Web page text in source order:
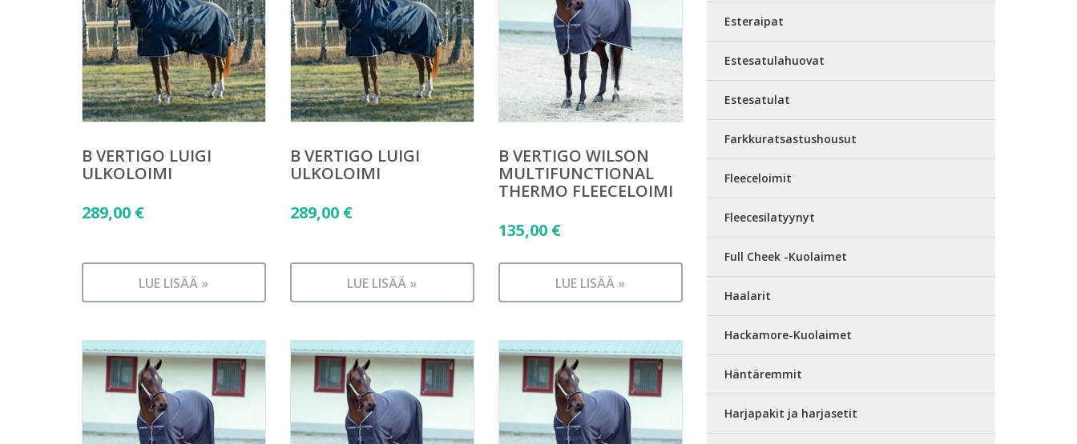
B VERTIGO LUIGI
ULKOLOIMI
289,00 €
LUE LISÄÄ »
B VERTIGO LUIGI
ULKOLOIMI
289,00 €
LUE LISÄÄ »
B VERTIGO WILSON
MULTIFUNCTIONAL
THERMO FLEECELOIMI
135,00 €
LUE LISÄÄ »
Esteraipat
Estesatulahuovat
Estesatulat
Farkkuratsastushousut
Fleeceloimit
Fleecesilatyynyt
Full Cheek -Kuolaimet
Haalarit
Hackamore-Kuolaimet
Häntäremmit
Harjapakit ja harjasetit